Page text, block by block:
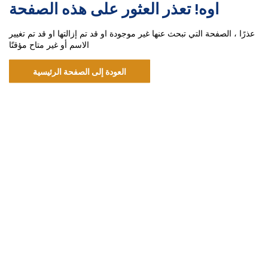
اوه! تعذر العثور على هذه الصفحة
عذرًا ، الصفحة التي تبحث عنها غير موجودة او قد تم إزالتها او قد تم تغيير
الاسم أو غير متاح مؤقتًا
العودة إلى الصفحة الرئيسية